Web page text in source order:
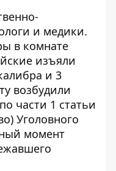
и медики.
в комнате
изъяли
и 3
возбудили
части 1 статьи
Уголовного
момент